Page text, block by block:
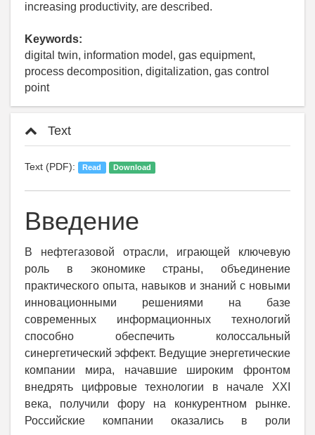
increasing productivity, are described.
Keywords:
digital twin, information model, gas equipment,
process decomposition, digitalization, gas control
point
Text
Text (PDF): Read Download
Введение
В нефтегазовой отрасли, играющей ключевую
роль в экономике страны, объединение
практического опыта, навыков и знаний с новыми
инновационными решениями на базе
современных информационных технологий
способно обеспечить колоссальный
синергетический эффект. Ведущие энергетические
компании мира, начавшие широким фронтом
внедрять цифровые технологии в начале XXI
века, получили фору на конкурентном рынке.
Российские компании оказались в роли